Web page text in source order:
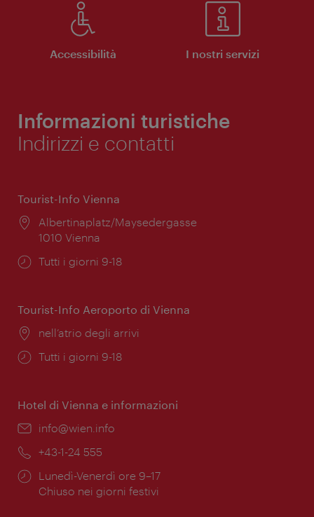
Accessibilità I nostri servizi
Informazioni turistiche
Indirizzi e contatti
Tourist-Info Vienna
Posizione:
Albertinaplatz/Maysedergasse
1010 Vienna
Orari
Tutti i giorni 9-18
Tourist-Info Aeroporto di Vienna
Posizione:
nell’atrio degli arrivi
Orari
Tutti i giorni 9-18
Hotel di Vienna e informazioni
Email:
info@wien.info
Telefono:
+43-1-24 555
Orari
di
Lunedì-Venerdì ore 9–17
Chiuso nei giorni festivi